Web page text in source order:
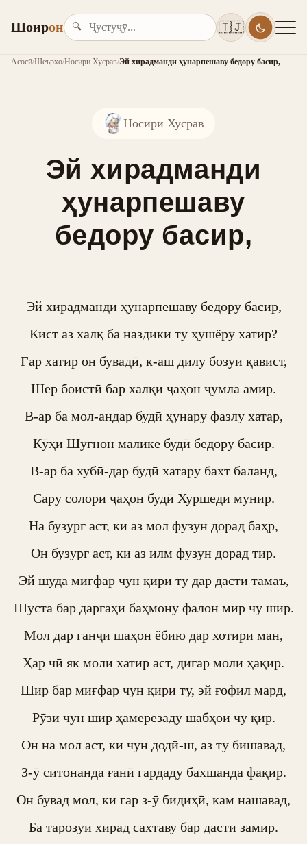
Шоирон 🔍 🇹🇯
Асосӣ/Шеърҳо/Носири Хусрав/Эй хирадманди ҳунарпешаву бедору басир,
Носири Хусрав
Эй хирадманди
ҳунарпешаву
бедору басир,
Эй хирадманди ҳунарпешаву бедору басир,
Кист аз халқ ба наздики ту ҳушёру хатир?
Гар хатир он бувадӣ, к-аш дилу бозуи қавист,
Шер боистӣ бар халқи ҷаҳон ҷумла амир.
В-ар ба мол-андар будӣ ҳунару фазлу хатар,
Кӯҳи Шуғнон малике будӣ бедору басир.
В-ар ба хубӣ-дар будӣ хатару бахт баланд,
Сару солори ҷаҳон будӣ Хуршеди мунир.
На бузург аст, ки аз мол фузун дорад баҳр,
Он бузург аст, ки аз илм фузун дорад тир.
Эй шуда миғфар чун қири ту дар дасти тамаъ,
Шуста бар даргаҳи баҳмону фалон мир чу шир.
Мол дар ганҷи шаҳон ёбию дар хотири ман,
Ҳар чӣ як моли хатир аст, дигар моли ҳақир.
Шир бар миғфар чун қири ту, эй ғофил мард,
Рӯзи чун шир ҳамерезаду шабҳои чу қир.
Он на мол аст, ки чун додӣ-ш, аз ту бишавад,
З-ӯ ситонанда ғанӣ гардаду бахшанда фақир.
Он бувад мол, ки гар з-ӯ бидиҳӣ, кам нашавад,
Ба тарозуи хирад сахтаву бар дасти замир.